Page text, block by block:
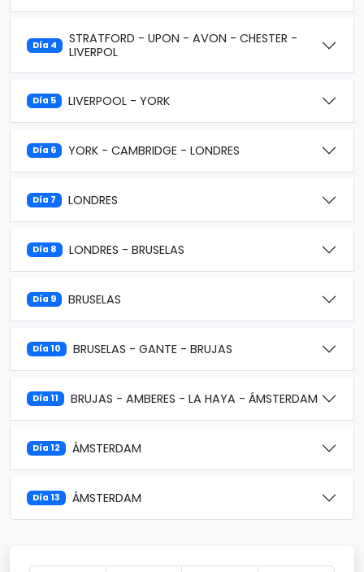
Día 4
STRATFORD - UPON - AVON - CHESTER -
LIVERPOL
Día 5 LIVERPOOL - YORK
Día 6 YORK - CAMBRIDGE - LONDRES
Día 7 LONDRES
Día 8 LONDRES - BRUSELAS
Día 9 BRUSELAS
Día 10 BRUSELAS - GANTE - BRUJAS
Día 11 BRUJAS - AMBERES - LA HAYA - ÁMSTERDAM
Día 12 ÁMSTERDAM
Día 13 ÁMSTERDAM